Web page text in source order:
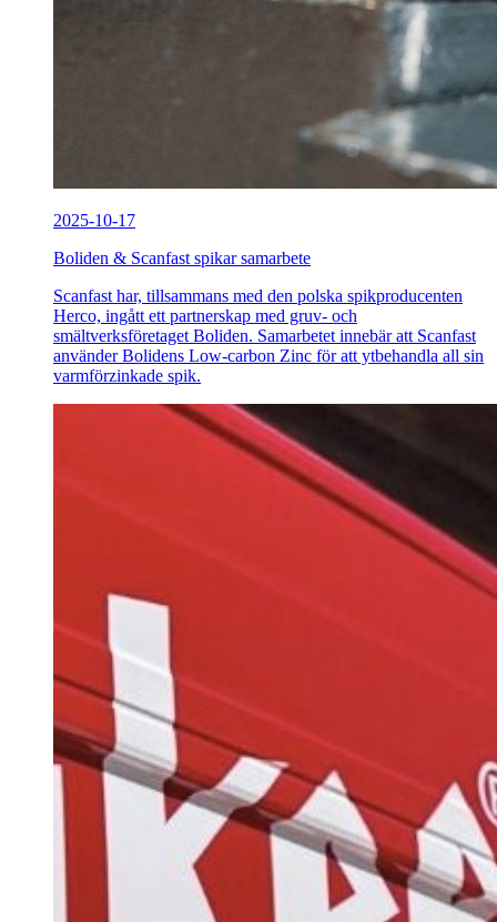
2025-10-17
Boliden & Scanfast spikar samarbete
Scanfast har, tillsammans med den polska spikproducenten
Herco, ingått ett partnerskap med gruv- och
smältverksföretaget Boliden. Samarbetet innebär att Scanfast
använder Bolidens Low-carbon Zinc för att ytbehandla all sin
varmförzinkade spik.